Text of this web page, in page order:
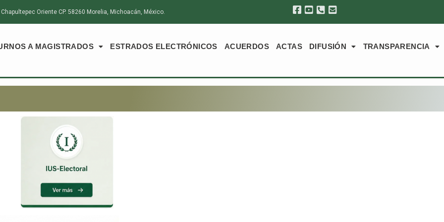
Oriente CP. 58260 Morelia, Michoacán, México.
A MAGISTRADOS ESTRADOS ELECTRÓNICOS ACUERDOS ACTAS DIFUSIÓN TRANSPARENCIA